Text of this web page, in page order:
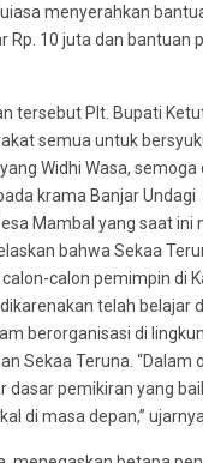
menyerahkan
Rp. 10 juta dan bantuan
tersebut Plt. Bupati
semua untuk
Widhi Wasa, semoga
krama Banjar Undagi
Mambal yang saat ini
bahwa Sekaa
calon pemimpin di
telah belajar
berorganisasi di
Sekaa Teruna. “Dalam
dasar pemikiran yang
di masa depan,” ujarnya.